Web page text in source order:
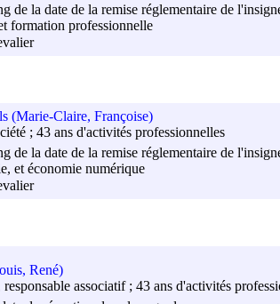
de la date de la remise réglementaire de
formation professionnelle
(Marie-Claire, Françoise)
; 43 ans d'activités professionnelles
de la date de la remise réglementaire de
et économie numérique
René)
associatif ; 43 ans d'activités